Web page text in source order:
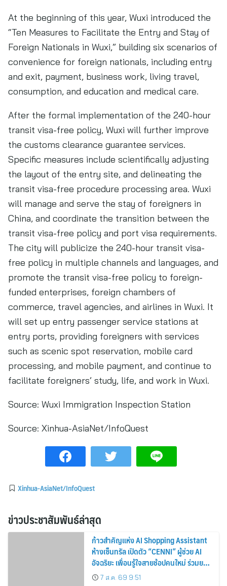
At the beginning of this year, Wuxi introduced the
“Ten Measures to Facilitate the Entry and Stay of
Foreign Nationals in Wuxi,” building six scenarios of
convenience for foreign nationals, including entry
and exit, payment, business work, living travel,
consumption, and education and medical care.
After the formal implementation of the 240-hour
transit visa-free policy, Wuxi will further improve
the customs clearance guarantee services.
Specific measures include scientifically adjusting
the layout of the entry site, and delineating the
transit visa-free procedure processing area. Wuxi
will manage and serve the stay of foreigners in
China, and coordinate the transition between the
transit visa-free policy and port visa requirements.
The city will publicize the 240-hour transit visa-
free policy in multiple channels and languages, and
promote the transit visa-free policy to foreign-
funded enterprises, foreign chambers of
commerce, travel agencies, and airlines in Wuxi. It
will set up entry passenger service stations at
entry ports, providing foreigners with services
such as scenic spot reservation, mobile card
processing, and mobile payment, and continue to
facilitate foreigners’ study, life, and work in Wuxi.
Source: Wuxi Immigration Inspection Station
Source: Xinhua-AsiaNet/InfoQuest
Xinhua-AsiaNet/InfoQuest
ข่าวประชาสัมพันธ์ล่าสุด
ก้าวสำคัญแห่ง AI Shopping Assistant
ห้างเซ็นทรัล เปิดตัว “CENNI” ผู้ช่วย AI
อัจฉริยะ เพื่อนรู้ใจสายช้อปคนใหม่ ร่วมยก
ระดับประสบการณ์ช้อปปิ้งให้ง่ายขึ้นได้ ใน
7 ส.ค. 69 9:51